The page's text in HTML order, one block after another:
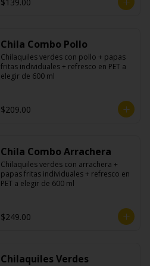
Chila Combo Pollo
Chilaquiles verdes con pollo + papas
fritas individuales + refresco en PET a
elegir de 600 ml
$209.00
Chila Combo Arrachera
Chilaquiles verdes con arrachera +
papas fritas individuales + refresco en
PET a elegir de 600 ml
$249.00
Chilaquiles Verdes